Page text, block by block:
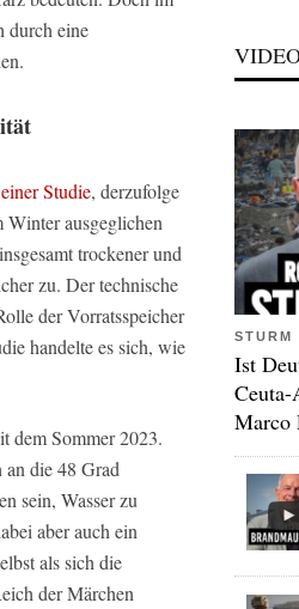
durch eine
Studie, derzufolge
ausgeglichen
trockener und
zu. Der technische
der Vorratsspeicher
handelte es sich, wie
dem Sommer 2023.
die 48 Grad
sein, Wasser zu
aber auch ein
als sich die
der Märchen
STURM
Ist
Marco